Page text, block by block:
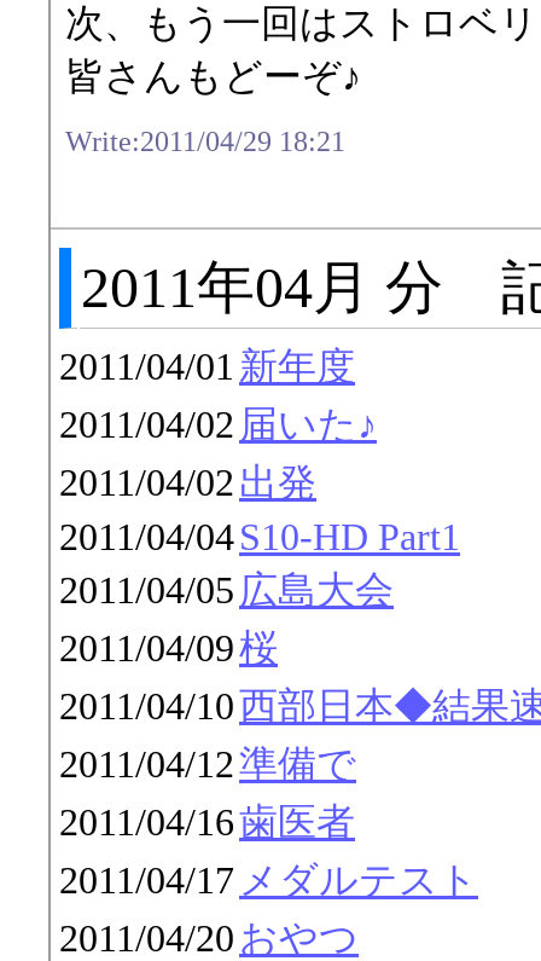
次、もう一回はストロベ
皆さんもどーぞ♪
Write:2011/04/29 18:21
2011年04月 分
2011/04/01 新年度
2011/04/02 届いた♪
2011/04/02出発
2011/04/04S10-HD Part1
2011/04/05 広島大会
2011/04/09桜
2011/04/10西部日本◆結果
2011/04/12準備で
2011/04/16歯医者
2011/04/17 メダルテスト
2011/04/20おやつ